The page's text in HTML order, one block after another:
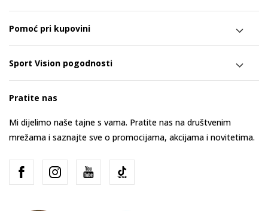
Pomoć pri kupovini
Sport Vision pogodnosti
Pratite nas
Mi dijelimo naše tajne s vama. Pratite nas na društvenim
mrežama i saznajte sve o promocijama, akcijama i novitetima.